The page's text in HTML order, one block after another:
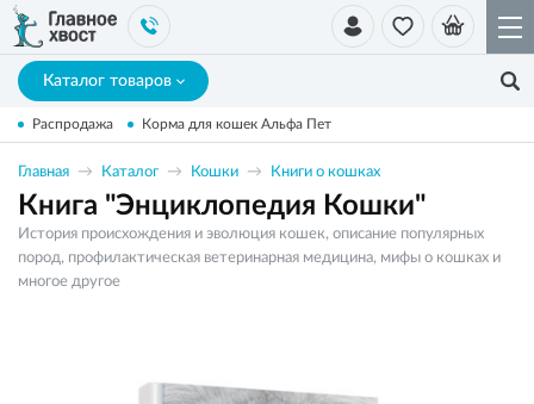
Каталог товаров
Распродажа Корма для кошек Альфа Пет
Главная Каталог Кошки Книги о кошках
Книга "Энциклопедия Кошки"
История происхождения и эволюция кошек, описание популярных
пород, профилактическая ветеринарная медицина, мифы о кошках и
многое другое